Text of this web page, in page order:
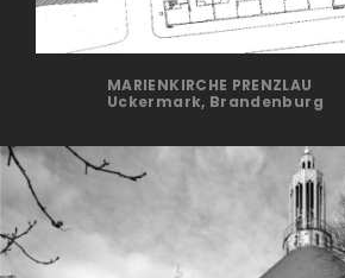
MARIENKIRCHE PRENZLAU
Uckermark, Brandenburg